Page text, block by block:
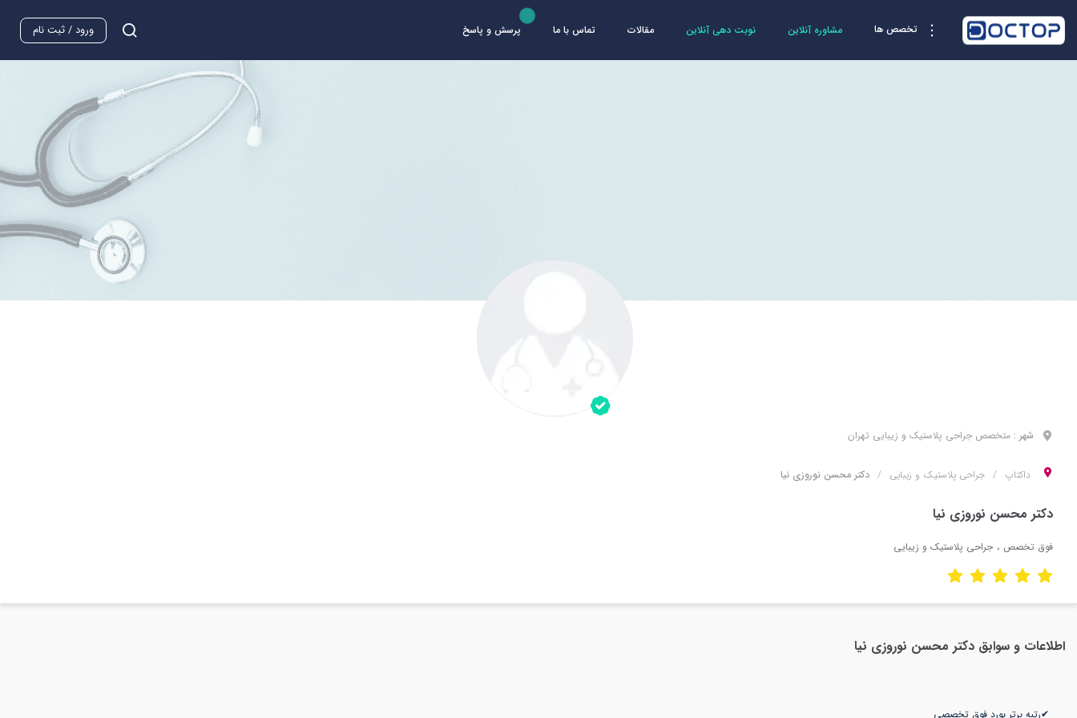
تخصص ها مشاوره آنلاین نوبت دهی آنلاین مقالات تماس با ما پرسش و پاسخ ورود / ثبت نام
شهر : متخصص جراحی پلاستیک و زیبایی تهران
داکتاپ جراحی پلاستیک و زیبایی دکتر محسن نوروزی نیا
دکتر محسن نوروزی نیا
فوق تخصص جراحی پلاستیک و زیبایی
اطلاعات و سوابق دکتر محسن نوروزی نیا
✔رتبه برتر بورد فوق تخصصی